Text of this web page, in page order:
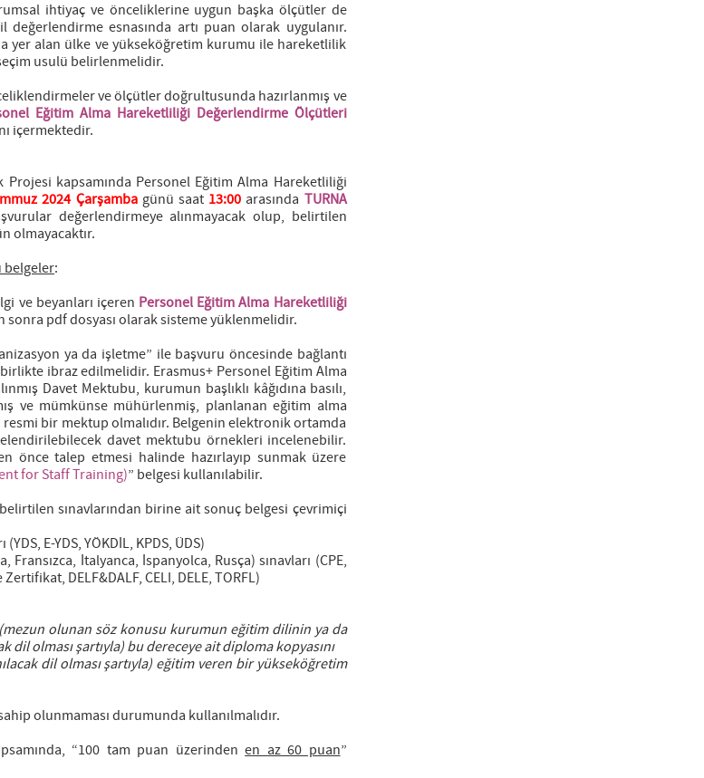
ihtiyaç ve önceliklerine uygun başka ölçütler de
esnasında artı puan olarak uygulanır.
yer alan ülke ve yükseköğretim kurumu ile hareketlilik
usulü belirlenmelidir.
ve ölçütler doğrultusunda hazırlanmış ve
Eğitim Alma Hareketliliği Değerlendirme Ölçütleri
içermektedir.
kapsamında Personel Eğitim Alma Hareketliliği
2024 Çarşambagünü saat 13:00 arasında TURNA
değerlendirmeye alınmayacak olup, belirtilen
olmayacaktır.
belgeler:
ve beyanları içeren Personel Eğitim Alma Hareketliliği
pdf dosyası olarak sisteme yüklenmelidir.
ya da işletme” ile başvuru öncesinde bağlantı
ibraz edilmelidir. Erasmus+ Personel Eğitim Alma
Davet Mektubu, kurumun başlıklı kâğıdına basılı,
ve mümkünse mühürlenmiş, planlanan eğitim alma
bir mektup olmalıdır. Belgenin elektronik ortamda
davet mektubu örnekleri incelenebilir.
önce talep etmesi halinde hazırlayıp sunmak üzere
for Staff Training)” belgesi kullanılabilir.
sınavlarından birine ait sonuç belgesi çevrimiçi
E-YDS, YÖKDİL, KPDS, ÜDS)
İtalyanca, İspanyolca, Rusça) sınavları (CPE,
DELF&DALF, CELI, DELE, TORFL)
olunan söz konusu kurumun eğitim dilinin ya da
olması şartıyla) bu dereceye ait diploma kopyasını
dil olması şartıyla) eğitim veren bir yükseköğretim
olunmaması durumunda kullanılmalıdır.
“100 tam puan üzerindenen az 60 puan”